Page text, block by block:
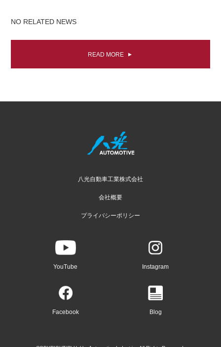
NO RELATED NEWS
READ MORE
八光自動車工業株式会社
会社概要
プライバシーポリシー
YouTube Instagram
Facebook Blog